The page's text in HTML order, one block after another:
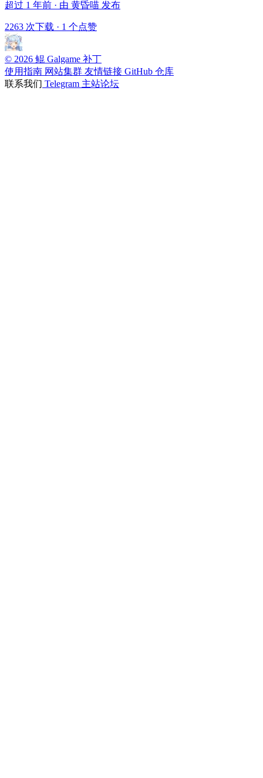
超过 1 年前 · 由 黄昏喵 发布
2263 次下载 · 1 个点赞
© 2026 鲲 Galgame 补丁
使用指南 网站集群 友情链接 GitHub 仓库
联系我们 Telegram 主站论坛